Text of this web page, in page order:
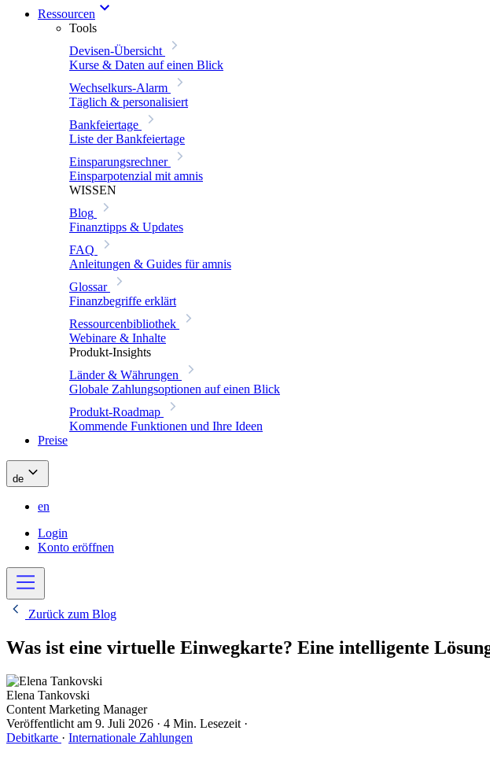
Ressourcen
Tools
Devisen-Übersicht
Kurse & Daten auf einen Blick
Wechselkurs-Alarm
Täglich & personalisiert
Bankfeiertage
Liste der Bankfeiertage
Einsparungsrechner
Einsparpotenzial mit amnis
WISSEN
Blog
Finanztipps & Updates
FAQ
Anleitungen & Guides für amnis
Glossar
Finanzbegriffe erklärt
Ressourcenbibliothek
Webinare & Inhalte
Produkt-Insights
Länder & Währungen
Globale Zahlungsoptionen auf einen Blick
Produkt-Roadmap
Kommende Funktionen und Ihre Ideen
Preise
de
en
Login
Konto eröffnen
Zurück zum Blog
Was ist eine virtuelle Einwegkarte? Eine intelligente
Elena Tankovski
Content Marketing Manager
Veröffentlicht am 9. Juli 2026 · 4 Min. Lesezeit ·
Debitkarte · Internationale Zahlungen